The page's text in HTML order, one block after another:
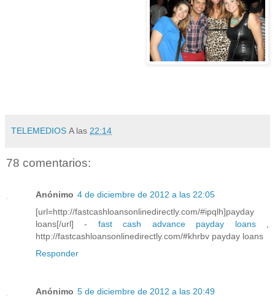
TELEMEDIOS A las 22:14
78 comentarios:
Anónimo 4 de diciembre de 2012 a las 22:05
[url=http://fastcashloansonlinedirectly.com/#ipqlh]payday
loans[/url] - fast cash advance payday loans,
http://fastcashloansonlinedirectly.com/#khrbv payday loans
Responder
Anónimo 5 de diciembre de 2012 a las 20:49